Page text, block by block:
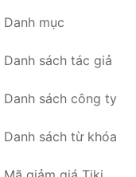
Danh mục
Danh sách tác giả
Danh sách công ty
Danh sách từ khóa